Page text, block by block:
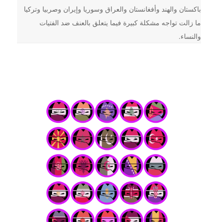
باكستان والهند وأفغانستان والعراق وسوريا وإيران وصربيا وتركيا
ما زالت تواجه مشكلة كبيرة فيما يتعلق بالعنف ضد الفتيات
والنساء.